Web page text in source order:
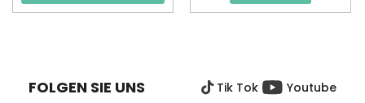
FOLGEN SIE UNS Tik Tok Youtube